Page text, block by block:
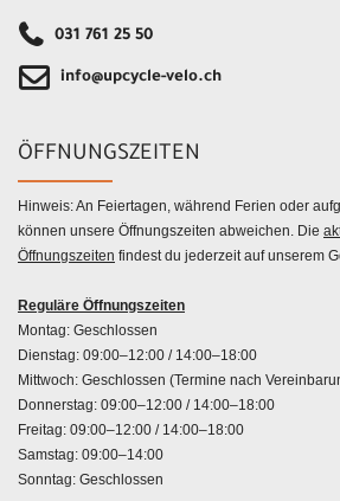
031 761 25 50
info@upcycle-velo.ch
ÖFFNUNGSZEITEN
Hinweis: An Feiertagen, während Ferien oder
können unsere Öffnungszeiten abweichen. Die
Öffnungszeiten findest du jederzeit auf unserem
Reguläre Öffnungszeiten
Montag: Geschlossen
Dienstag: 09:00–12:00 / 14:00–18:00
Mittwoch: Geschlossen (Termine nach
Donnerstag: 09:00–12:00 / 14:00–18:00
Freitag: 09:00–12:00 / 14:00–18:00
Samstag: 09:00–14:00
Sonntag: Geschlossen